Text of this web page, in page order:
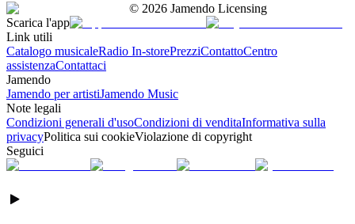
© 2026 Jamendo Licensing
Scarica l'app
Link utili
Catalogo musicaleRadio In-storePrezziContattoCentro
assistenzaContattaci
Jamendo
Jamendo per artistiJamendo Music
Note legali
Condizioni generali d'usoCondizioni di venditaInformativa sulla
privacyPolitica sui cookieViolazione di copyright
Seguici